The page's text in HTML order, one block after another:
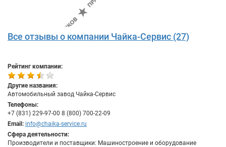
Все отзывы о компании Чайка-Сервис (27)
Рейтинг компании:
Другие названия:
Автомобильный завод Чайка-Сервис
Телефоны:
+7 (831) 229-97-00 8 (800) 700-22-09
Email: info@chaika-service.ru
Сфера деятельности:
Производители и поставщики: Машиностроение и оборудование